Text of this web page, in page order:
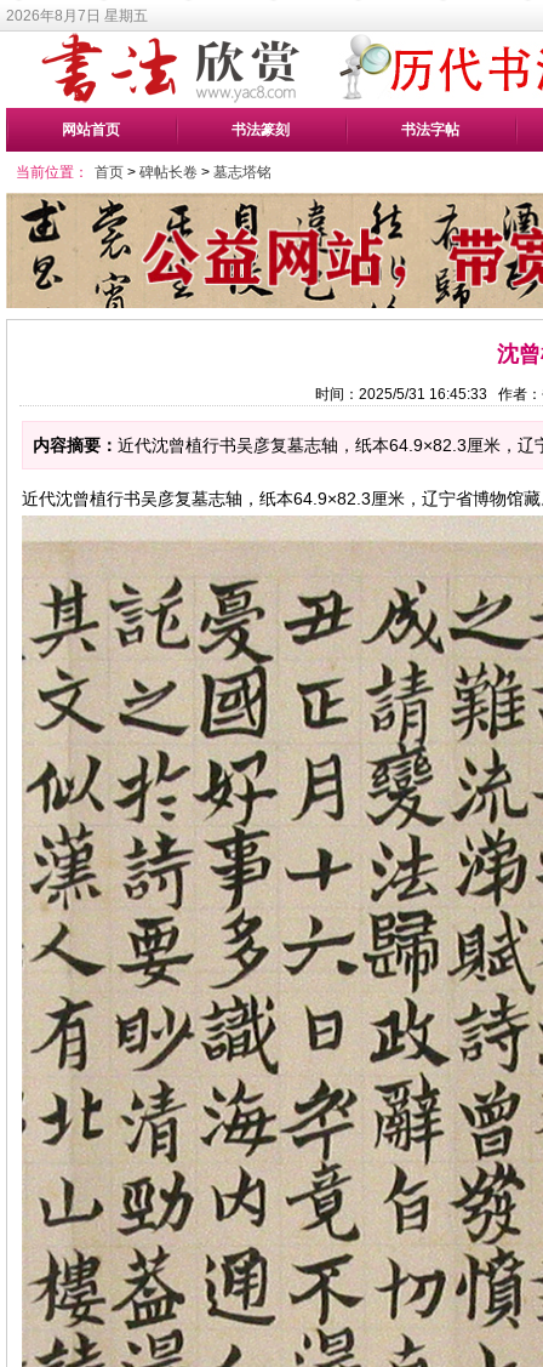
2026年8月7日 星期五
网站首页 书法篆刻 书法字帖
当前位置： 首页 > 碑帖长卷 > 墓志塔铭
沈
时间：2025/5/31 16:45:33 作者
内容摘要： 近代沈曾植行书吴彦复墓志轴，纸本64.9×82.3厘米，
近代沈曾植行书吴彦复墓志轴，纸本64.9×82.3厘米，辽宁省博物馆